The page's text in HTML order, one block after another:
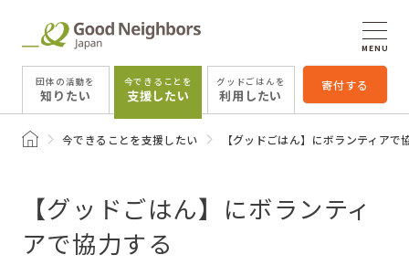
団体の活動を
知りたい
今できることを
支援したい
グッドごはんを
利用したい
寄付する
MENU
トップページ今できることを支援したい 【グッドごはん】にボランティアで
【グッドごはん】にボランティ
アで協力する